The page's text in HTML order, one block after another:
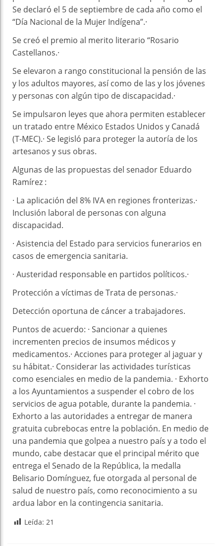
Se declaró el 5 de septiembre de cada año como el
“Día Nacional de la Mujer Indígena”.·
Se creó el premio al merito literario “Rosario
Castellanos.·
Se elevaron a rango constitucional la pensión de las
y los adultos mayores, así como de las y los jóvenes
y personas con algún tipo de discapacidad.·
Se impulsaron leyes que ahora permiten establecer
un tratado entre México Estados Unidos y Canadá
(T-MEC).· Se legisló para proteger la autoría de los
artesanos y sus obras.
Algunas de las propuestas del senador Eduardo
Ramírez :
· La aplicación del 8% IVA en regiones fronterizas.·
Inclusión laboral de personas con alguna
discapacidad.
· Asistencia del Estado para servicios funerarios en
casos de emergencia sanitaria.
· Austeridad responsable en partidos políticos.·
Protección a víctimas de Trata de personas.·
Detección oportuna de cáncer a trabajadores.
Puntos de acuerdo: · Sancionar a quienes
incrementen precios de insumos médicos y
medicamentos.· Acciones para proteger al jaguar y
su hábitat.· Considerar las actividades turísticas
como esenciales en medio de la pandemia. · Exhorto
a los Ayuntamientos a suspender el cobro de los
servicios de agua potable, durante la pandemia. ·
Exhorto a las autoridades a entregar de manera
gratuita cubrebocas entre la población. En medio de
una pandemia que golpea a nuestro país y a todo el
mundo, cabe destacar que el principal mérito que
entrega el Senado de la República, la medalla
Belisario Domínguez, fue otorgada al personal de
salud de nuestro país, como reconocimiento a su
ardua labor en la contingencia sanitaria.
Leída: 21